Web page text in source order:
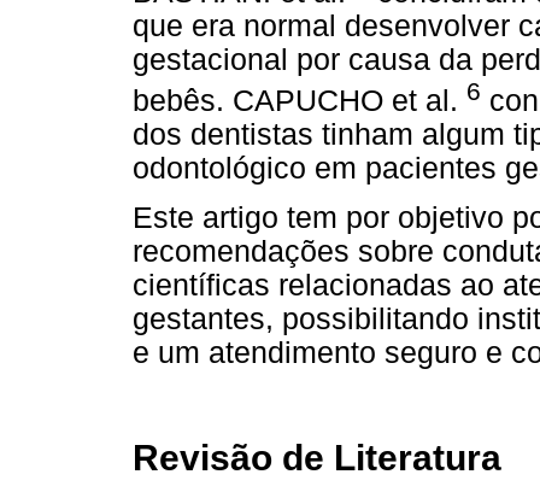
que era normal desenvolver
gestacional por causa da
bebês. CAPUCHO et al. 6
dos dentistas tinham algum
odontológico em pacientes
Este artigo tem por objetivo
recomendações sobre
científicas relacionadas ao
gestantes, possibilitando
e um atendimento seguro e
Revisão de Literatura